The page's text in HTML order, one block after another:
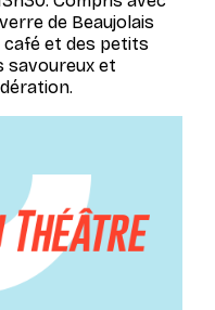
de Beaujolais
café et des petits
savoureux et